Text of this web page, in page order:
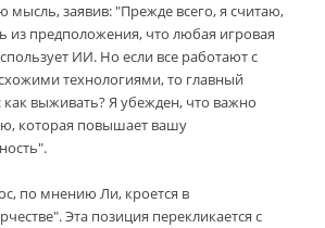
заявив: "Прежде всего, я считаю,
из предположения, что любая игровая
ИИ. Но если все работают с
технологиями, то главный
как выживать? Я убежден, что важно
которая повышает вашу
по мнению Ли, кроется в
Эта позиция перекликается с